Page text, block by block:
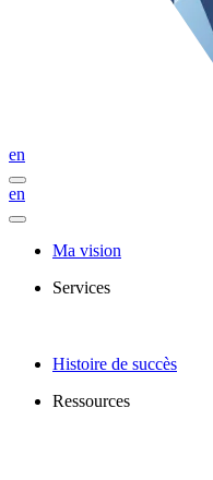
en
en
Ma vision
Services
Histoire de succès
Ressources